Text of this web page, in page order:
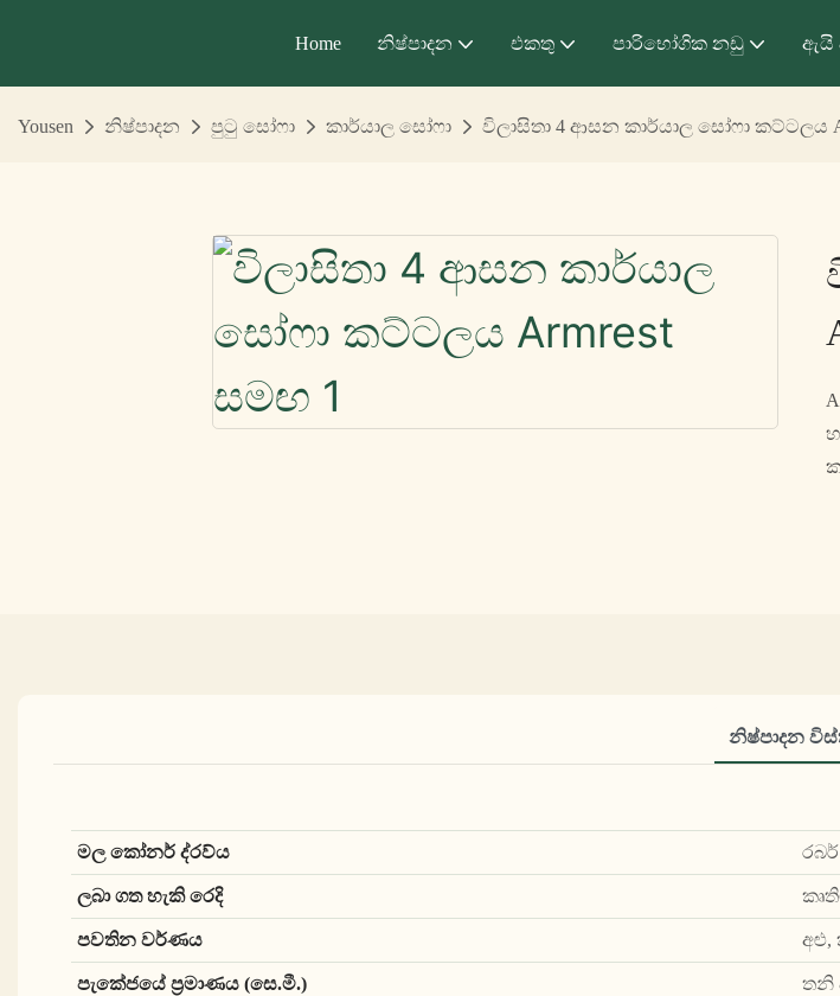
Home නිෂ්පාදන එකතු පාරිභෝගික නඩු ඇයි
Yousen නිෂ්පාදන පුටු සෝෆා කාර්යාල සෝෆා විලාසිතා 4 ආසන කාර්යාල සෝෆා කට්ටලය
නිෂ්පාදන
මල කෝනර් ද්රව්ය
ලබා ගත හැකි රෙදි
පවතින වර්ණය
අළු,
පැකේජයේ ප්‍රමාණය (සෙ.මී.)
තනි